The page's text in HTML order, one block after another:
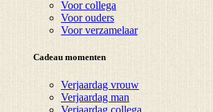
Voor collega
Voor ouders
Voor verzamelaar
Cadeau momenten
Verjaardag vrouw
Verjaardag man
Verjaardag collega